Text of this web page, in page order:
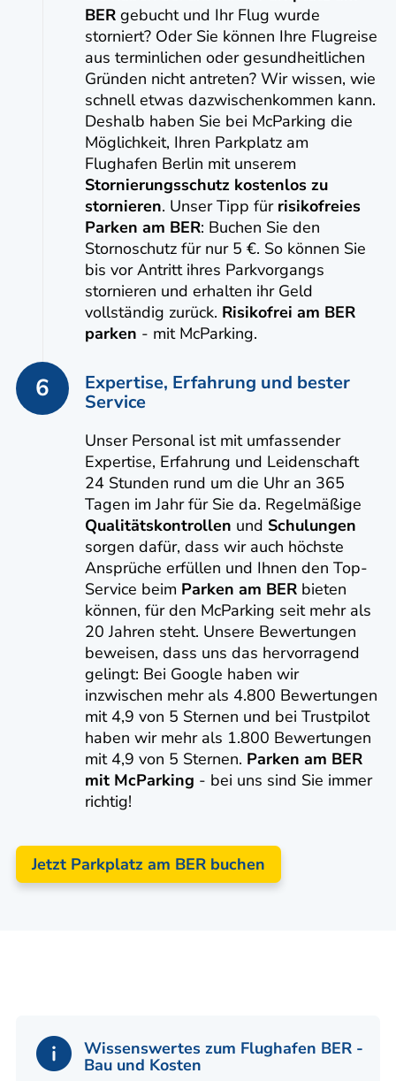
BER gebucht und Ihr Flug wurde
storniert? Oder Sie können Ihre Flugreise
aus terminlichen oder gesundheitlichen
Gründen nicht antreten? Wir wissen, wie
schnell etwas dazwischenkommen kann.
Deshalb haben Sie bei McParking die
Möglichkeit, Ihren Parkplatz am
Flughafen Berlin mit unserem
Stornierungsschutz kostenlos zu
stornieren. Unser Tipp für risikofreies
Parken am BER: Buchen Sie den
Stornoschutz für nur 5 €. So können Sie
bis vor Antritt ihres Parkvorgangs
stornieren und erhalten ihr Geld
vollständig zurück. Risikofrei am BER
parken - mit McParking.
6
Expertise, Erfahrung und bester
Service
Unser Personal ist mit umfassender
Expertise, Erfahrung und Leidenschaft
24 Stunden rund um die Uhr an 365
Tagen im Jahr für Sie da. Regelmäßige
Qualitätskontrollen und Schulungen
sorgen dafür, dass wir auch höchste
Ansprüche erfüllen und Ihnen den Top-
Service beim Parken am BER bieten
können, für den McParking seit mehr als
20 Jahren steht. Unsere Bewertungen
beweisen, dass uns das hervorragend
gelingt: Bei Google haben wir
inzwischen mehr als 4.800 Bewertungen
mit 4,9 von 5 Sternen und bei Trustpilot
haben wir mehr als 1.800 Bewertungen
mit 4,9 von 5 Sternen. Parken am BER
mit McParking - bei uns sind Sie immer
richtig!
Jetzt Parkplatz am BER buchen
Wissenswertes zum Flughafen BER -
Bau und Kosten